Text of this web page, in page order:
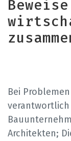
Bei
Architekten;